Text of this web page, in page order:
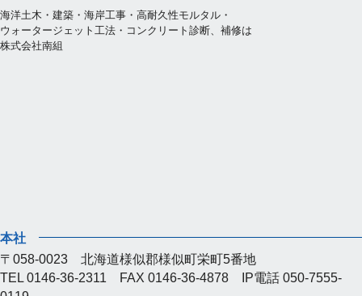
海洋土木・建築・海岸工事・高耐久性モルタル・
ウォータージェット工法・コンクリート診断、補修は
株式会社南組
本社
〒058-0023 北海道様似郡様似町栄町5番地
TEL 0146-36-2311 FAX 0146-36-4878 IP電話 050-7555-